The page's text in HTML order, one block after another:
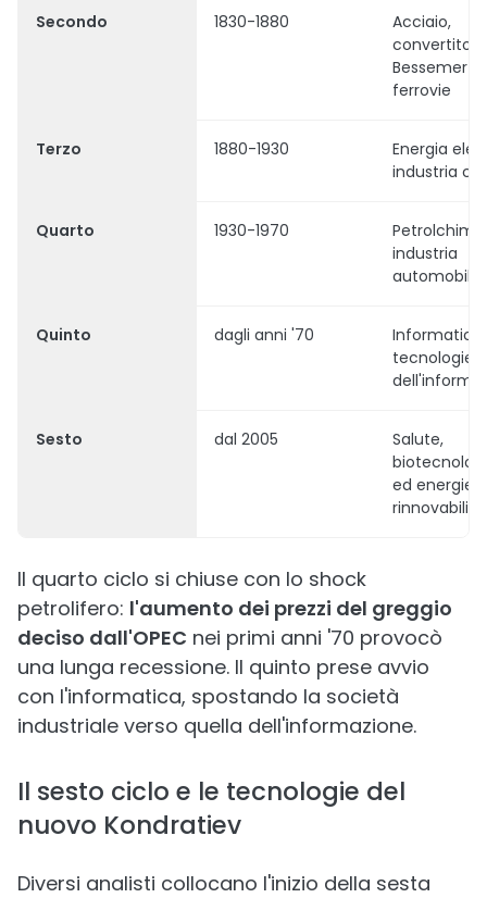
Secondo 1830-1880
Acciaio,
convertitore
Bessemer e
ferrovie
Terzo 1880-1930
Energia
industria
Quarto 1930-1970
industria
Quinto dagli anni '70
Informatica
tecnologie
Sesto dal 2005
Salute,
ed energie
rinnovabili
Il quarto ciclo si chiuse con lo shock
petrolifero: l'aumento dei prezzi del greggio
deciso dall'OPEC nei primi anni '70 provocò
una lunga recessione. Il quinto prese avvio
con l'informatica, spostando la società
industriale verso quella dell'informazione.
Il sesto ciclo e le tecnologie del
nuovo Kondratiev
Diversi analisti collocano l'inizio della sesta